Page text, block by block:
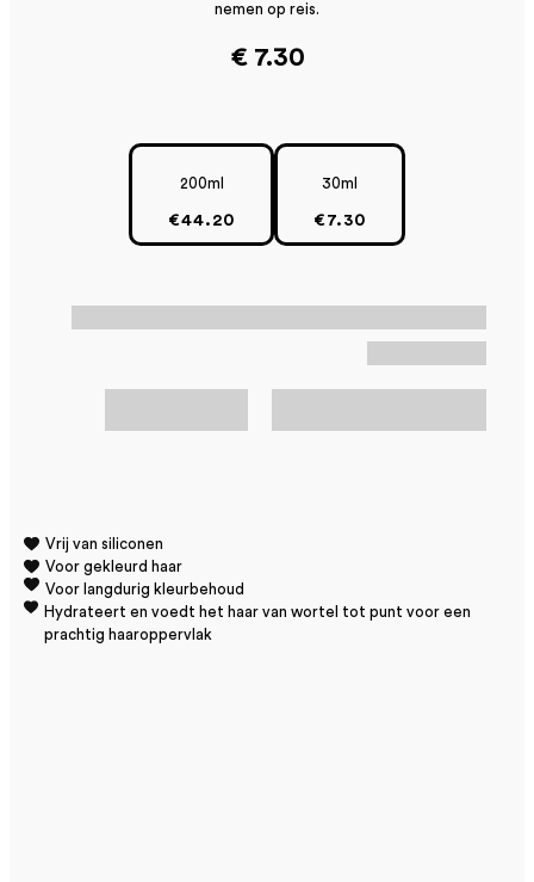
nemen op reis.
€ 7.30
200ml
€44.20
30ml
€7.30
Vrij van siliconen
Voor gekleurd haar
Voor langdurig kleurbehoud
Hydrateert en voedt het haar van wortel tot punt voor een
prachtig haaroppervlak